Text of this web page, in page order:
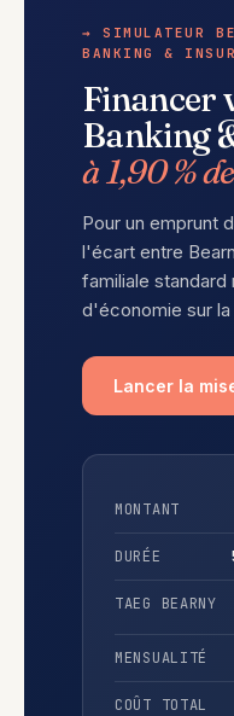
→ SIMULATEUR
BANKING &
Financer
Banking
à 1,90 %
Pour un emprunt
l'écart entre
familiale standard
d'économie sur
Lancer la
MONTANT
DURÉE
TAEG BEARNY
MENSUALITÉ
COÛT TOTAL